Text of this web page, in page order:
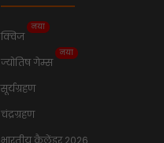
क्विज
नया
ज्योतिष गेम्स
नया
सूर्यग्रहण
चंद्रग्रहण
भारतीय कैलेंडर 2026